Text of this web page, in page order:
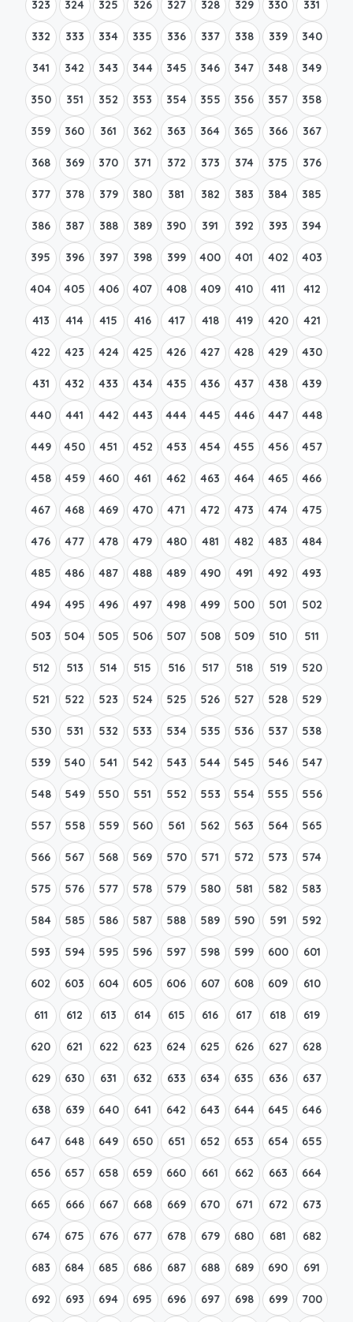
323 324 325 326 327 328 329 330 331
332 333 334 335 336 337 338 339 340
341 342 343 344 345 346 347 348 349
350 351 352 353 354 355 356 357 358
359 360 361 362 363 364 365 366 367
368 369 370 371 372 373 374 375 376
377 378 379 380 381 382 383 384 385
386 387 388 389 390 391 392 393 394
395 396 397 398 399 400 401 402 403
404 405 406 407 408 409 410 411 412
413 414 415 416 417 418 419 420 421
422 423 424 425 426 427 428 429 430
431 432 433 434 435 436 437 438 439
440 441 442 443 444 445 446 447 448
449 450 451 452 453 454 455 456 457
458 459 460 461 462 463 464 465 466
467 468 469 470 471 472 473 474 475
476 477 478 479 480 481 482 483 484
485 486 487 488 489 490 491 492 493
494 495 496 497 498 499 500 501 502
503 504 505 506 507 508 509 510 511
512 513 514 515 516 517 518 519 520
521 522 523 524 525 526 527 528 529
530 531 532 533 534 535 536 537 538
539 540 541 542 543 544 545 546 547
548 549 550 551 552 553 554 555 556
557 558 559 560 561 562 563 564 565
566 567 568 569 570 571 572 573 574
575 576 577 578 579 580 581 582 583
584 585 586 587 588 589 590 591 592
593 594 595 596 597 598 599 600 601
602 603 604 605 606 607 608 609 610
611 612 613 614 615 616 617 618 619
620 621 622 623 624 625 626 627 628
629 630 631 632 633 634 635 636 637
638 639 640 641 642 643 644 645 646
647 648 649 650 651 652 653 654 655
656 657 658 659 660 661 662 663 664
665 666 667 668 669 670 671 672 673
674 675 676 677 678 679 680 681 682
683 684 685 686 687 688 689 690 691
692 693 694 695 696 697 698 699 700